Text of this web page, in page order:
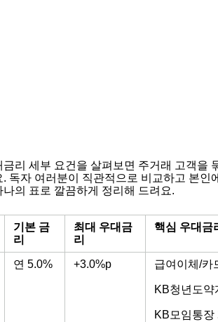
리 세부 요건을 살펴보면 주거래 고객을
독자 여러분이 직관적으로 비교하고 본
의 표로 깔끔하게 정리해 드려요.
기본 금
리
최대 우대금
리
핵심 우대금
연 5.0% +3.0%p 급여이체/카
KB청년도약
KB모임통장